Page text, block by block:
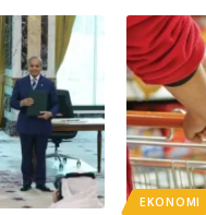
EKONOMI